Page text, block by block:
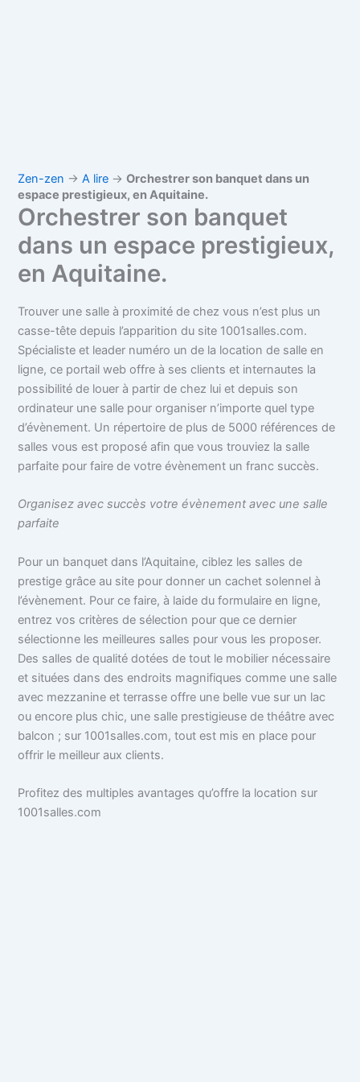
Zen-zen →A lire →Orchestrer son banquet dans un
espace prestigieux, en Aquitaine.
Orchestrer son banquet
dans un espace prestigieux,
en Aquitaine.
Trouver une salle à proximité de chez vous n’est plus un
casse-tête depuis l’apparition du site 1001salles.com.
Spécialiste et leader numéro un de la location de salle en
ligne, ce portail web offre à ses clients et internautes la
possibilité de louer à partir de chez lui et depuis son
ordinateur une salle pour organiser n’importe quel type
d’évènement. Un répertoire de plus de 5000 références de
salles vous est proposé afin que vous trouviez la salle
parfaite pour faire de votre évènement un franc succès.
Organisez avec succès votre évènement avec une salle
parfaite
Pour un banquet dans l’Aquitaine, ciblez les salles de
prestige grâce au site pour donner un cachet solennel à
l’évènement. Pour ce faire, à laide du formulaire en ligne,
entrez vos critères de sélection pour que ce dernier
sélectionne les meilleures salles pour vous les proposer.
Des salles de qualité dotées de tout le mobilier nécessaire
et situées dans des endroits magnifiques comme une salle
avec mezzanine et terrasse offre une belle vue sur un lac
ou encore plus chic, une salle prestigieuse de théâtre avec
balcon ; sur 1001salles.com, tout est mis en place pour
offrir le meilleur aux clients.
Profitez des multiples avantages qu’offre la location sur
1001salles.com